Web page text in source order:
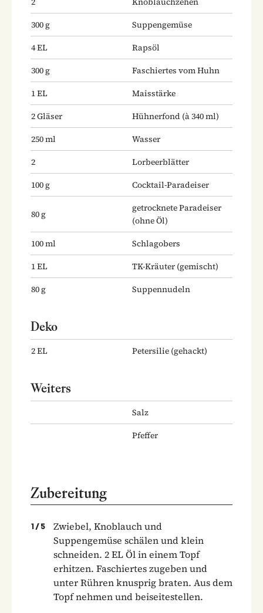
300g
Suppengemüse
4EL
Rapsöl
300g
Faschiertes vom Huhn
1EL
Maisstärke
2Gläser Hühnerfond (à 340 ml)
250ml
Wasser
2
Lorbeerblätter
100g Cocktail-Paradeiser
80g
getrocknete Paradeiser
(ohne Öl)
100ml
Schlagobers
1EL TK-Kräuter (gemischt)
80g Suppennudeln
Deko
2EL Petersilie (gehackt)
Weiters
Salz
Pfeffer
Zubereitung
1 / 5
Zwiebel, Knoblauch und
Suppengemüse schälen und klein
schneiden. 2 EL Öl in einem Topf
erhitzen. Faschiertes zugeben und
unter Rühren knusprig braten. Aus dem
Topf nehmen und beiseitestellen.